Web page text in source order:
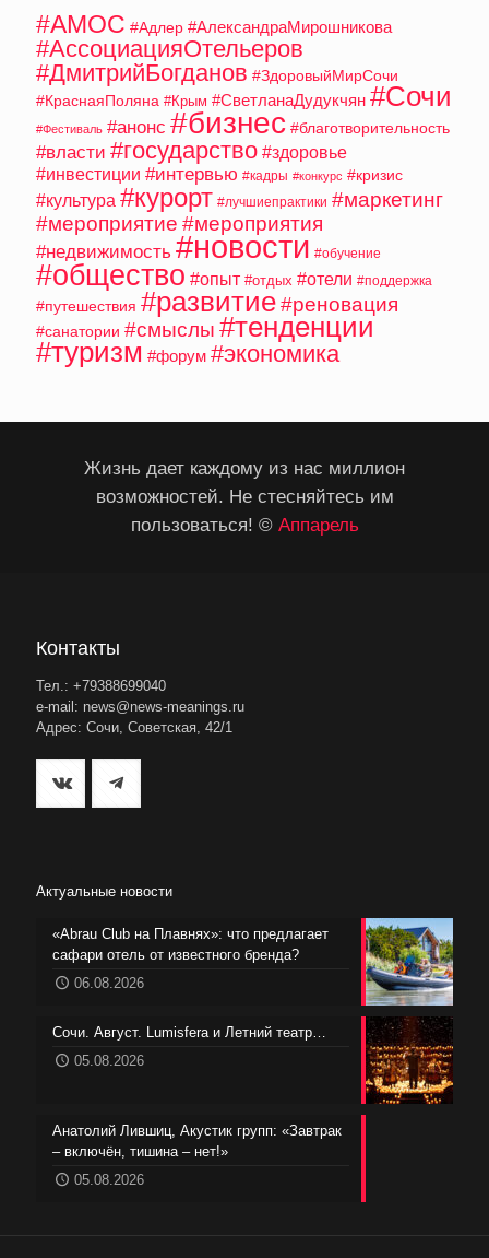
#АМОС #Адлер #АлександраМирошникова
#АссоциацияОтельеров
#ДмитрийБогданов #ЗдоровыйМирСочи
#КраснаяПоляна #Крым #СветланаДудукчян #Сочи
#Фестиваль #анонс #бизнес #благотворительность
#власти #государство #здоровье
#инвестиции #интервью #кадры #конкурс #кризис
#культура #курорт #лучшиепрактики #маркетинг
#мероприятие #мероприятия
#недвижимость #новости #обучение
#общество #опыт #отдых #отели #поддержка
#путешествия #развитие#реновация
#санатории #смыслы #тенденции
#туризм #форум #экономика
Жизнь дает каждому из нас миллион
возможностей. Не стесняйтесь им
пользоваться! © Аппарель
Контакты
Тел.: +79388699040
e-mail: news@news-meanings.ru
Адрес: Сочи, Советская, 42/1
Актуальные новости
«Abrau Club на Плавнях»: что предлагает
сафари отель от известного бренда?
06.08.2026
Сочи. Август. Lumisfera и Летний театр…
05.08.2026
Анатолий Лившиц, Акустик групп: «Завтрак
– включён, тишина – нет!»
05.08.2026